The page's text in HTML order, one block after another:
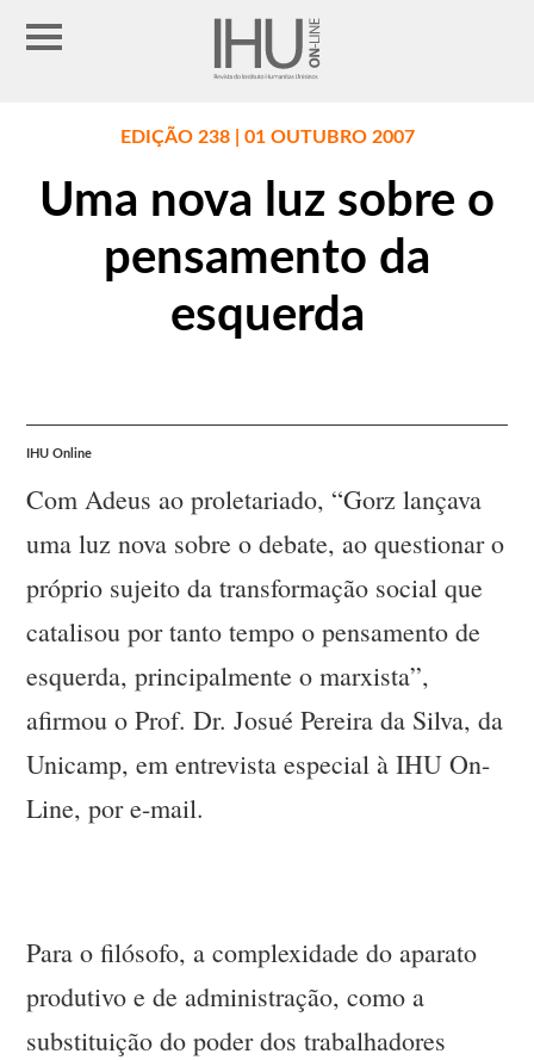
EDIÇÃO 238 | 01 OUTUBRO 2007
Uma nova luz sobre o
pensamento da
esquerda
IHU Online
Com Adeus ao proletariado, “Gorz lançava
uma luz nova sobre o debate, ao questionar o
próprio sujeito da transformação social que
catalisou por tanto tempo o pensamento de
esquerda, principalmente o marxista”,
afirmou o Prof. Dr. Josué Pereira da Silva, da
Unicamp, em entrevista especial à IHU On-
Line, por e-mail.
Para o filósofo, a complexidade do aparato
produtivo e de administração, como a
substituição do poder dos trabalhadores